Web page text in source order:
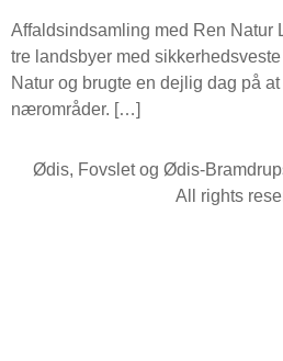
Affaldsindsamling med Ren Natur
tre landsbyer med
Natur og brugte en dejlig dag på
nærområder. […]
Ødis, Fovslet og Ødis-
All rights